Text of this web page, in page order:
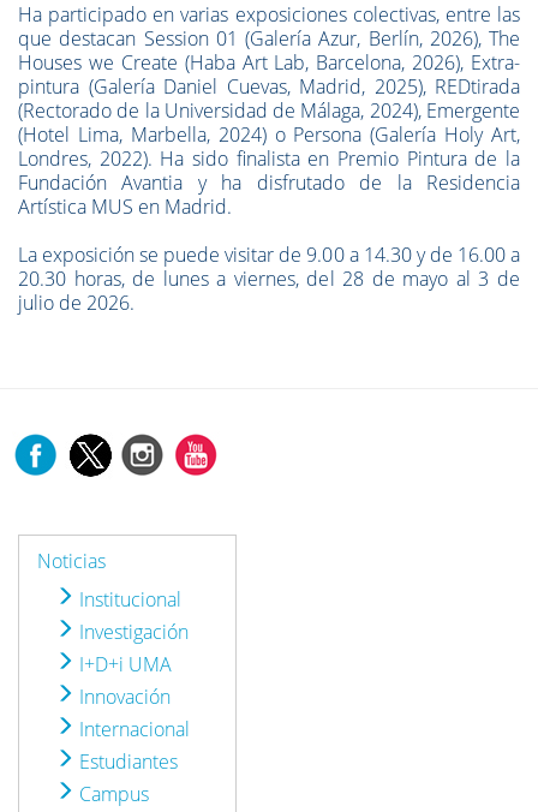
Ha participado en varias exposiciones colectivas, entre las
que destacan Session 01 (Galería Azur, Berlín, 2026), The
Houses we Create (Haba Art Lab, Barcelona, 2026), Extra-
pintura (Galería Daniel Cuevas, Madrid, 2025), REDtirada
(Rectorado de la Universidad de Málaga, 2024), Emergente
(Hotel Lima, Marbella, 2024) o Persona (Galería Holy Art,
Londres, 2022). Ha sido finalista en Premio Pintura de la
Fundación Avantia y ha disfrutado de la Residencia
Artística MUS en Madrid.
La exposición se puede visitar de 9.00 a 14.30 y de 16.00 a
20.30 horas, de lunes a viernes, del 28 de mayo al 3 de
julio de 2026.
Noticias
Institucional
Investigación
I+D+i UMA
Innovación
Internacional
Estudiantes
Campus